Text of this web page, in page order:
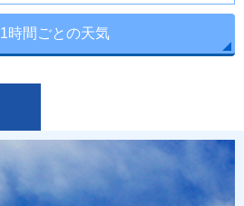
1時間ごとの天気